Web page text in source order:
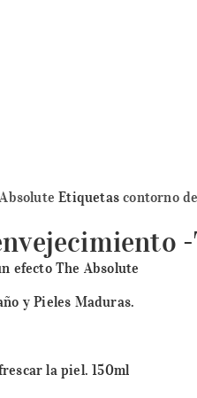
Etiquetas contorno
efecto The Absolute
y Pieles Maduras.
la piel. 150ml